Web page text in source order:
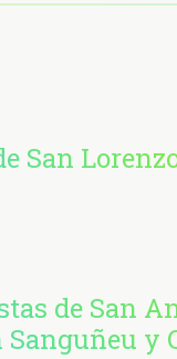
San
de San
Sanguñeu y